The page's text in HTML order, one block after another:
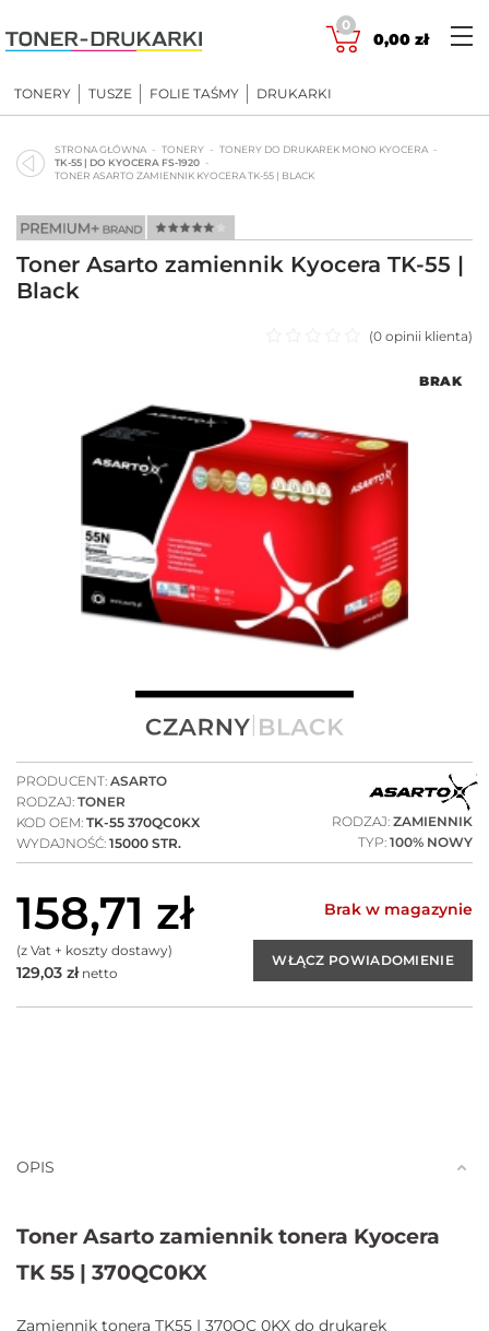
to
content
0
0,00 zł
TONERY TUSZE FOLIE TAŚMY DRUKARKI
STRONA GŁÓWNA TONERY
TONERY DO DRUKAREK MONO KYOCERA
TK-55 | DO KYOCERA FS-1920
TONER ASARTO ZAMIENNIK KYOCERA TK-55 | BLACK
Toner Asarto zamiennik Kyocera TK-55 |
Black
(0 opinii klienta)
BRAK
PRODUCENT: ASARTO
RODZAJ: TONER
KOD OEM: TK-55 370QC0KX
WYDAJNOŚĆ: 15000 STR.
RODZAJ: ZAMIENNIK
TYP: 100% NOWY
158,71 zł
(z Vat + koszty dostawy)
129,03 złnetto
Brak w magazynie
OPIS
Toner Asarto zamiennik tonera Kyocera
TK 55 | 370QC0KX
Zamiennik tonera TK55 | 370QC 0KX do drukarek